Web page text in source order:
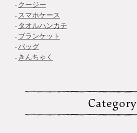
クージー
スマホケース
タオルハンカチ
ブランケット
バッグ
きんちゃく
Category